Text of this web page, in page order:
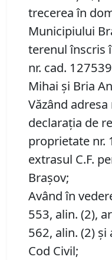
trecerea în
Municipiului
terenul înscris
nr. cad.
Mihai și Bria
Văzând
declarația de
proprietate nr.
extrasul C.F.
Brașov;
Având în
553, alin. (2),
562, alin. (2) și
Cod Civil;